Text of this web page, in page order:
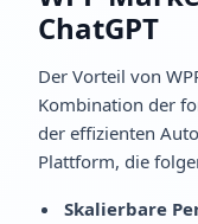
ChatGPT
Der Vorteil von
Kombination der
der effizienten
Plattform, die
Skalierbare